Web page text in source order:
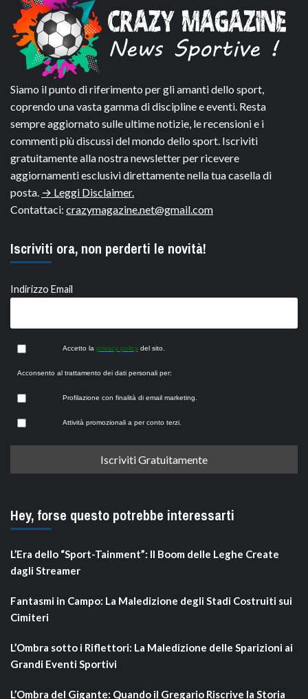
Siamo il punto di riferimento per gli amanti dello sport,
coprendo una vasta gamma di discipline e eventi. Resta
sempre aggiornato sulle ultime notizie, le recensioni e i
commenti più discussi del mondo dello sport. Iscriviti
gratuitamente alla nostra newsletter per ricevere
aggiornamenti esclusivi direttamente nella tua casella di
posta. → Leggi Disclaimer.
Contattaci: crazymagazine.net@gmail.com
Iscriviti ora, non perderti le novità!
Indirizzo Email
Accetto la privacy policy del sito.
Acconsento al trattamento dei dati personali per:
Profilazione con finalità di email marketing.
Attività promozionali a per conto terzi.
Hey, forse questo potrebbe interessarti
L’Era dello “Sport-Tainment”: Il Boom delle Leghe Create
dagli Streamer
Fantasmi in Campo: La Maledizione degli Stadi Costruiti sui
Cimiteri
L’Ombra sotto i Riflettori: La Maledizione delle Sparizioni ai
Grandi Eventi Sportivi
L’Ombra del Gigante: Quando il Gregario Riscrive la Storia